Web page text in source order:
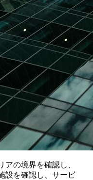
アの境界を確認し、
設を確認し、サービ